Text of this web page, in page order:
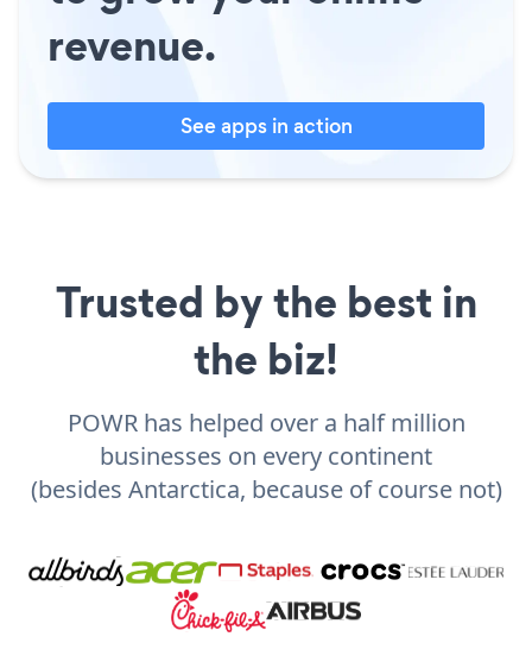
revenue.
See apps in action
Trusted by the best in
the biz!
POWR has helped over a half million
businesses on every continent
(besides Antarctica, because of course not)